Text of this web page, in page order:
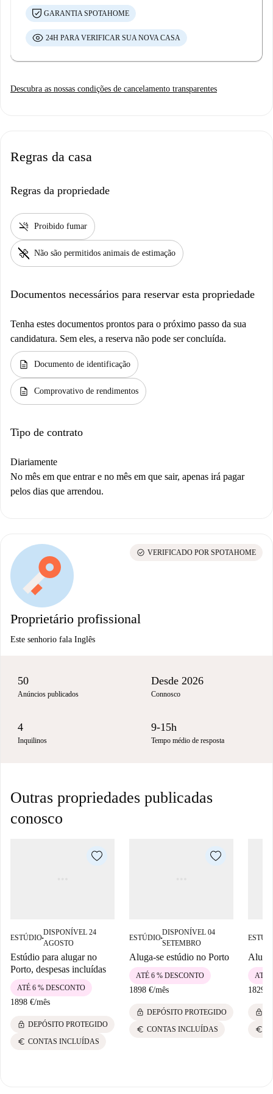
estadia seja o mais confortável possível, oferecemos um kit de boas-
vindas que inclui itens essenciais para sua primeira semana, como tampas
para lava-louças e máquina de lavar roupa, papel higiênico e itens
básicos de cozinha, como azeite, vinagre, sal e pimenta.
GARANTIA SPOTAHOME
24H PARA VERIFICAR SUA NOVA CASA
Descubra as nossas condições de cancelamento transparentes
Regras da casa
Regras da propriedade
smoke_free Proibido fumar
pet_supplies Não são permitidos animais de estimação
Documentos necessários para reservar esta propriedade
Tenha estes documentos prontos para o próximo passo da sua
candidatura. Sem eles, a reserva não pode ser concluída.
description Documento de identificação
description Comprovativo de rendimentos
Tipo de contrato
Diariamente
No mês em que entrar e no mês em que sair, apenas irá pagar
pelos dias que arrendou.
Proprietário profissional
Este senhorio fala Inglês
check_circle VERIFICADO POR SPOTAHOME
50
Anúncios publicados
Desde 2026
Connosco
4
Inquilinos
9-15h
Tempo médio de resposta
Outras propriedades publicadas
conosco
ESTÚDIO■
DISPONÍVEL 24
AGOSTO
Estúdio para alugar no
Porto, despesas incluídas
1898 €/mês
ATÉ 6 % DESCONTO
lock DEPÓSITO PROTEGIDO
euro CONTAS INCLUÍDAS
ESTÚDIO■
DISPONÍVEL 04
SETEMBRO
Aluga-se estúdio no Porto
1898 €/mês
ATÉ 6 % DESCONTO
lock DEPÓSITO PROTEGIDO
euro CONTAS INCLUÍDAS
1829 €
ATÉ
lock
euro